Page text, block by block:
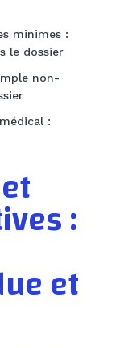
minimes :
le dossier
non-
:
:
et